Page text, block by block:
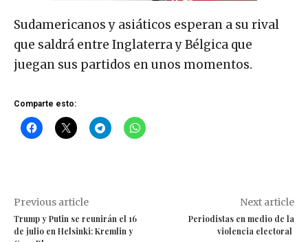
Sudamericanos y asiáticos esperan a su rival
que saldrá entre Inglaterra y Bélgica que
juegan sus partidos en unos momentos.
Comparte esto:
Previous article
Trump y Putin se reunirán el 16
de julio en Helsinki: Kremlin y
Next article
Periodistas en medio de la
violencia electoral